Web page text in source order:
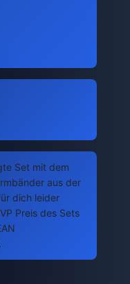
Set mit dem
aus der
dich leider
Preis des Sets